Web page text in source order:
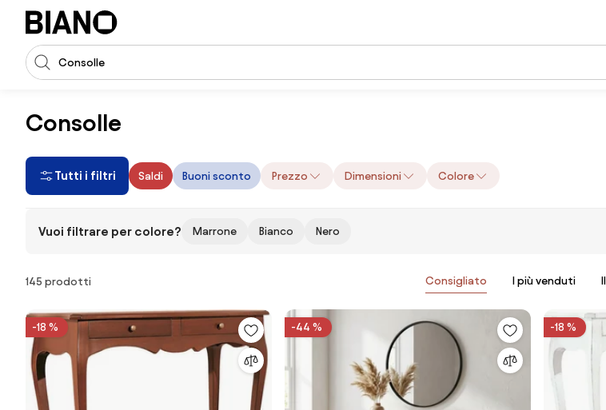
Salta la navigazione, vai al contenuto
Input della ricerca
Consolle
Tutti i filtri Saldi Buoni sconto Prezzo Dimensioni Colore
Vuoi filtrare per colore? Marrone Bianco Nero
Prodotti
145 prodotti Consigliato I più venduti
-18 % -44 % -18 %